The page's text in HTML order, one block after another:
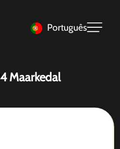
Português
Maarkedal